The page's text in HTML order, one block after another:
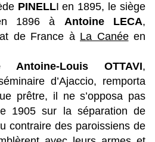
PINELLI en 1895, le siège
1896 à Antoine LECA,
de France à La Canéeen
Antoine-Louis OTTAVI,
d’Ajaccio, remporta
prêtre, il ne s’opposa pas
1905 sur la séparation de
contraire des paroissiens de